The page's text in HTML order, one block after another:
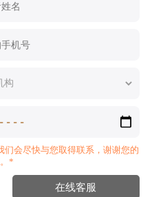
会尽快与您取得联系，谢谢您的
*
在线客服